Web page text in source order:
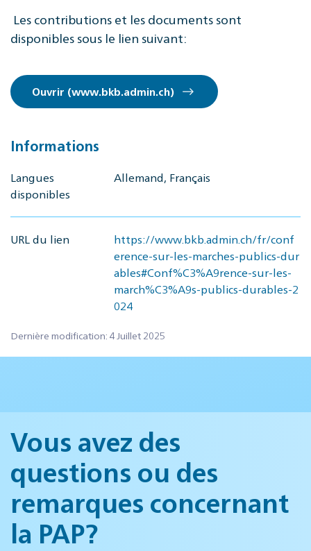
Les contributions et les documents sont
disponibles sous le lien suivant:
Ouvrir (www.bkb.admin.ch)
Informations
Langues
disponibles
Allemand, Français
URL du lien
https://www.bkb.admin.ch/fr/conf
erence-sur-les-marches-publics-dur
ables#Conf%C3%A9rence-sur-les-
march%C3%A9s-publics-durables-2
024
Dernière modification: 4 Juillet 2025
Vous avez des
questions ou des
remarques concernant
la PAP?